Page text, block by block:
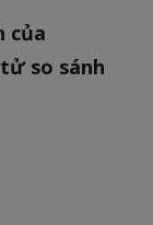
của
so sánh